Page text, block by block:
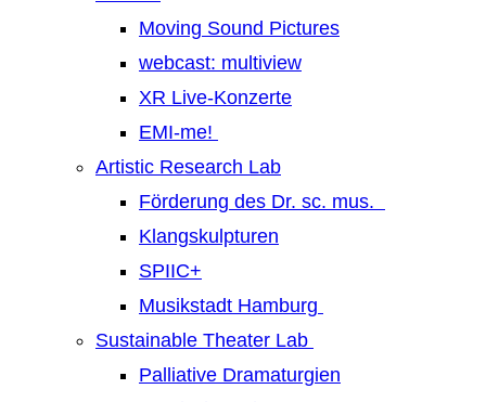
Moving Sound Pictures
webcast: multiview
XR Live-Konzerte
EMI-me!
Artistic Research Lab
Förderung des Dr. sc. mus.
Klangskulpturen
SPIIC+
Musikstadt Hamburg
Sustainable Theater Lab
Palliative Dramaturgien